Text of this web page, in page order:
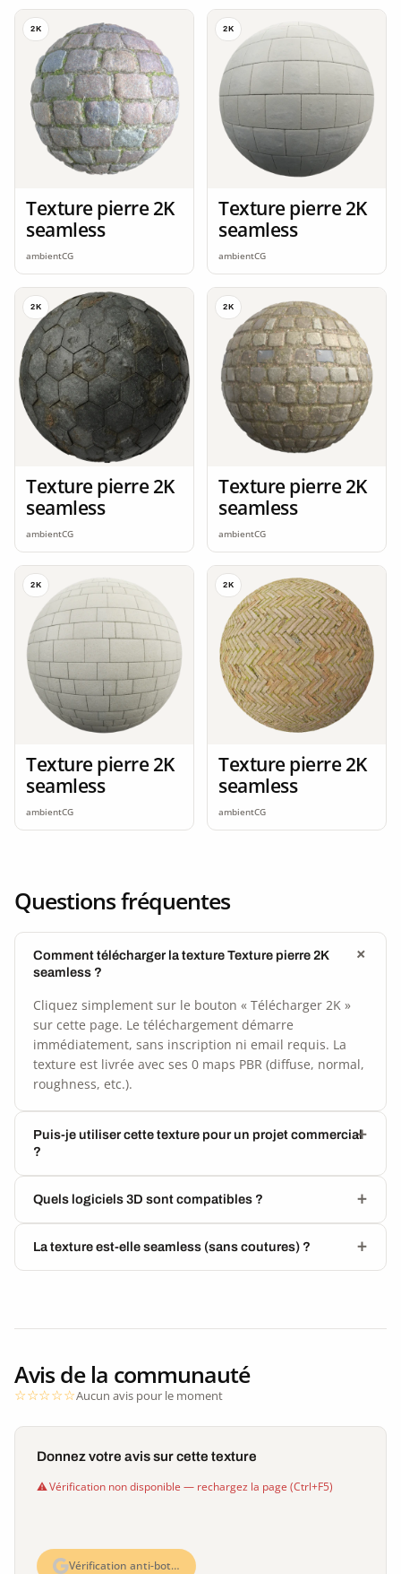
2K
Texture pierre 2K
seamless
ambientCG
2K
Texture pierre 2K
seamless
ambientCG
2K
Texture pierre 2K
seamless
ambientCG
2K
Texture pierre 2K
seamless
ambientCG
2K
Texture pierre 2K
seamless
ambientCG
2K
Texture pierre 2K
seamless
ambientCG
Questions fréquentes
Comment télécharger la texture Texture pierre 2K
seamless ?
Cliquez simplement sur le bouton « Télécharger 2K »
sur cette page. Le téléchargement démarre
immédiatement, sans inscription ni email requis. La
texture est livrée avec ses 0 maps PBR (diffuse, normal,
roughness, etc.).
Puis-je utiliser cette texture pour un projet commercial
?
Quels logiciels 3D sont compatibles ?
La texture est-elle seamless (sans coutures) ?
Avis de la communauté
Aucun avis pour le moment
Donnez votre avis sur cette texture
Vérification non disponible — rechargez la page (Ctrl+F5)
Vérification anti-bot…